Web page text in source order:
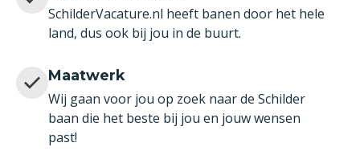
SchilderVacature.nl heeft banen door het hele
land, dus ook bij jou in de buurt.
Maatwerk
Wij gaan voor jou op zoek naar de Schilder
baan die het beste bij jou en jouw wensen
past!